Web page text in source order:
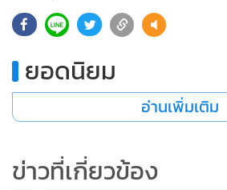
ยอดนิยม
อ่านเพิ่มเติม
ข่าวที่เกี่ยวข้อง